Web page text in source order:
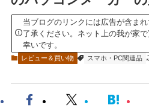
当ブログのリンクには広告が含ま
了承ください。ネット上の我が家
幸いです。
レビュー＆買い物 スマホ・PC関連品